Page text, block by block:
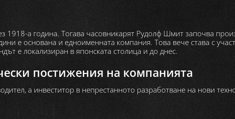
1918-а година. Тогава часовникарят Рудолф Шмит започва
е основана и едноименната компания. Това вече става с
е локализиран в японската столица и до днес.
постижения на компанията
а инвеститор в непрестанното разработване на нови